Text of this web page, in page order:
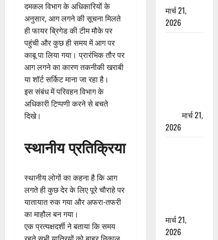
दमकल विभाग के अधिकारियों के
अनुसार, आग लगने की सूचना मिलते
ही फायर ब्रिगेड की टीम मौके पर
पहुंची और कुछ ही समय में आग पर
काबू पा लिया गया। प्रारंभिक तौर पर
आग लगने का कारण तकनीकी खराबी
या शॉर्ट सर्किट माना जा रहा है।
इस संबंध में परिवहन विभाग के
अधिकारी टिप्पणी करने से बचते
दिखे।
स्थानीय प्रतिक्रिया
स्थानीय लोगों का कहना है कि आग
लगते ही कुछ देर के लिए पूरे चौराहे पर
यातायात रुक गया और अफरा-तफरी
का माहौल बन गया।
एक प्रत्यक्षदर्शी ने बताया कि समय
मार्च 21,
2026
मार्च 21,
2026
मार्च 21,
2026